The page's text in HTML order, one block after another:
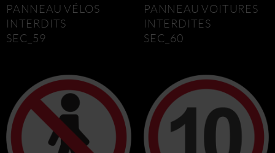
PANNEAU VÉLOS
INTERDITS
SEC_59
PANNEAU VOITURES
INTERDITES
SEC_60